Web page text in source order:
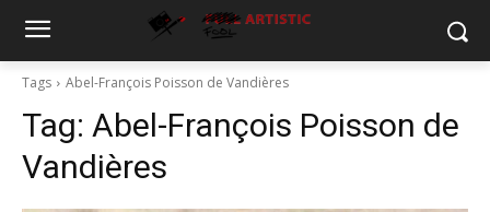
Tags Abel-François Poisson de Vandières
Tag: Abel-François Poisson de
Vandières